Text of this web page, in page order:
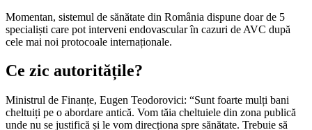
Momentan, sistemul de sănătate din România dispune doar de 5
specialiști care pot interveni endovascular în cazuri de AVC după
cele mai noi protocoale internaționale.
Ce zic autoritățile?
Ministrul de Finanțe, Eugen Teodorovici: “Sunt foarte mulți bani
cheltuiți pe o abordare antică. Vom tăia cheltuiele din zona publică
unde nu se justifică și le vom direcționa spre sănătate. Trebuie să